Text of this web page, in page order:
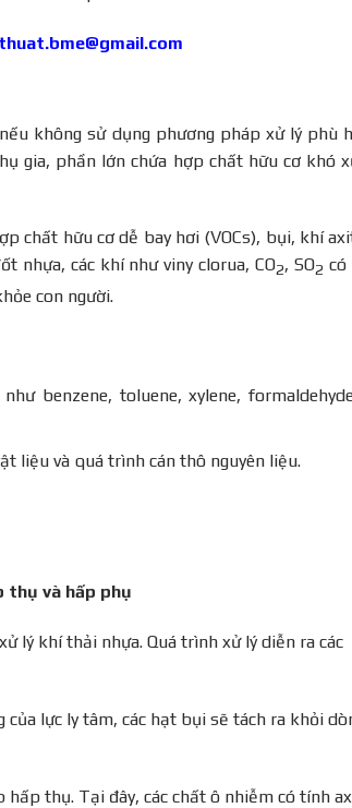
không sử dụng phương pháp xử lý phù
gia, phần lớn chứa hợp chất hữu cơ khó
chất hữu cơ dễ bay hơi (VOCs), bụi, khí
nhựa, các khí như viny clorua, CO2, SO2 có
con người.
benzene, toluene, xylene,
liệu và quá trình cán thô nguyên liệu.
thụ và hấp phụ
lý khí thải nhựa. Quá trình xử lý diễn ra các
lực ly tâm, các hạt bụi sẽ tách ra khỏi
thụ. Tại đây, các chất ô nhiễm có tính